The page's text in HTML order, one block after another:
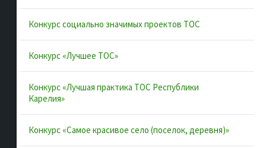
Муниципальные образования
Конкурсы и лучшие практики
Контакты
Полезные ссылки
Интернет-портал Республики Карелия
Конкурс социально значимых проектов ТОС
Конкурс «Лучшее ТОС»
Конкурс «Лучшая практика ТОС Республики
Карелия»
Конкурс «Самое красивое село (поселок, деревня)»